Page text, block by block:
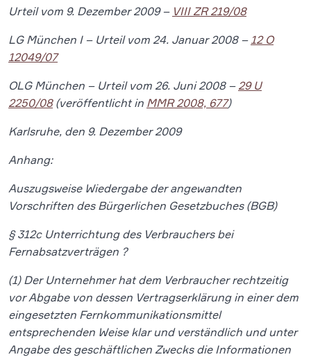
Urteil vom 9. Dezember 2009 – VIII ZR 219/08
LG München I – Urteil vom 24. Januar 2008 – 12 O
12049/07
OLG München – Urteil vom 26. Juni 2008 – 29 U
2250/08(veröffentlicht in MMR 2008, 677)
Karlsruhe, den 9. Dezember 2009
Anhang:
Auszugsweise Wiedergabe der angewandten
Vorschriften des Bürgerlichen Gesetzbuches (BGB)
§ 312c Unterrichtung des Verbrauchers bei
Fernabsatzverträgen ?
(1) Der Unternehmer hat dem Verbraucher rechtzeitig
vor Abgabe von dessen Vertragserklärung in einer dem
eingesetzten Fernkommunikationsmittel
entsprechenden Weise klar und verständlich und unter
Angabe des geschäftlichen Zwecks die Informationen